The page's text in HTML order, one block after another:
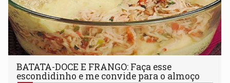
BATATA-DOCE E FRANGO: Faça esse
escondidinho e me convide para o almoço